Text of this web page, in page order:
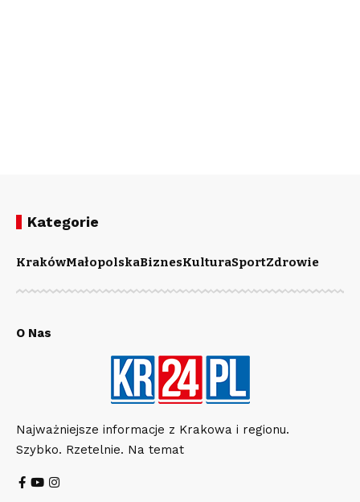
Kategorie
KrakówMałopolskaBiznesKulturaSportZdrowie
O Nas
Najważniejsze informacje z Krakowa i regionu.
Szybko. Rzetelnie. Na temat